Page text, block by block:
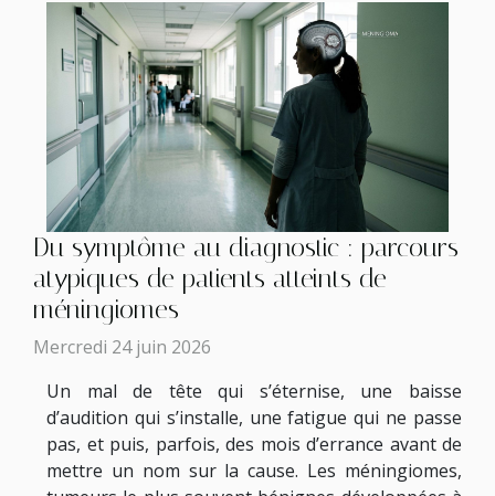
Du symptôme au diagnostic : parcours
atypiques de patients atteints de
méningiomes
Mercredi 24 juin 2026
Un mal de tête qui s’éternise, une baisse
d’audition qui s’installe, une fatigue qui ne passe
pas, et puis, parfois, des mois d’errance avant de
mettre un nom sur la cause. Les méningiomes,